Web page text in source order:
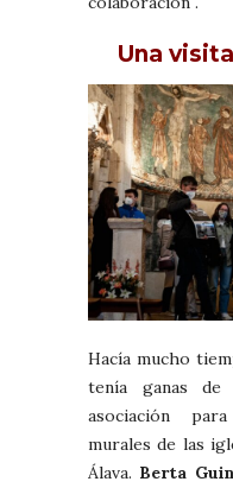
Una
Hacía mucho
tenía ganas
asociación
murales de las
Álava. Berta